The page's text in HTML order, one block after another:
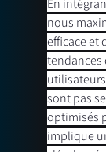
En
nous
efficace et
tendances
sont pas
optimisés
implique